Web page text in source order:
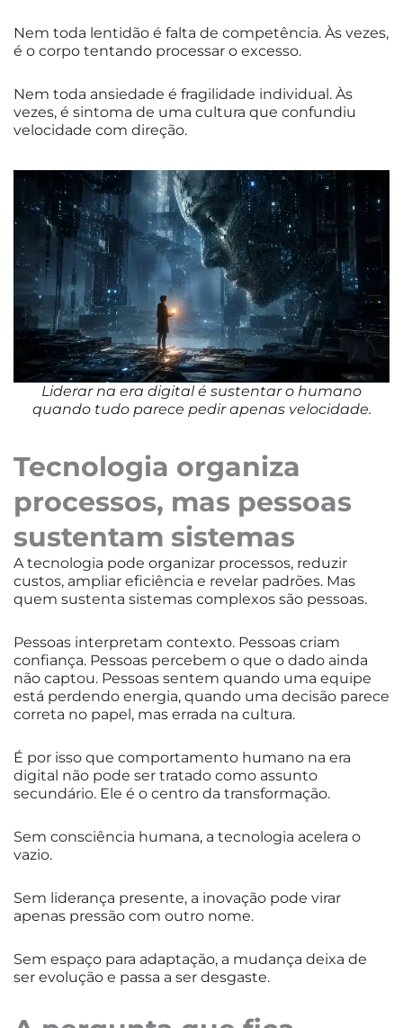
Nem toda lentidão é falta de competência. Às vezes,
é o corpo tentando processar o excesso.
Nem toda ansiedade é fragilidade individual. Às
vezes, é sintoma de uma cultura que confundiu
velocidade com direção.
Liderar na era digital é sustentar o humano
quando tudo parece pedir apenas velocidade.
Tecnologia organiza
processos, mas pessoas
sustentam sistemas
A tecnologia pode organizar processos, reduzir
custos, ampliar eficiência e revelar padrões. Mas
quem sustenta sistemas complexos são pessoas.
Pessoas interpretam contexto. Pessoas criam
confiança. Pessoas percebem o que o dado ainda
não captou. Pessoas sentem quando uma equipe
está perdendo energia, quando uma decisão parece
correta no papel, mas errada na cultura.
É por isso que comportamento humano na era
digital não pode ser tratado como assunto
secundário. Ele é o centro da transformação.
Sem consciência humana, a tecnologia acelera o
vazio.
Sem liderança presente, a inovação pode virar
apenas pressão com outro nome.
Sem espaço para adaptação, a mudança deixa de
ser evolução e passa a ser desgaste.